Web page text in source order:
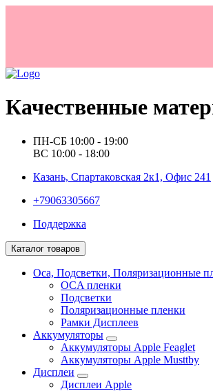
Качественные
ПН-СБ 10:00 - 19:00
ВС 10:00 - 18:00
Казань, Спартаковская 2к1, Офис 241
+79063305667
Поддержка
Каталог товаров
Oca, Подсветки, Поляризационные
OCA пленки
Подсветки
Поляризационные пленки
Рамки Дисплеев
Аккумуляторы
Аккумуляторы Apple Feaglet
Аккумуляторы Apple Musttby
Дисплеи
Дисплеи Apple